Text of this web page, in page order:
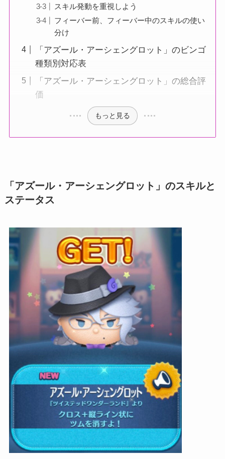
スキル発動を重視しよう
フィーバー前、フィーバー中のスキルの使い
分け
「アズール・アーシェングロット」のビンゴ
種類別対応表
「アズール・アーシェングロット」の総合評
価
もっと見る
「アズール・アーシェングロット」のスキルと
ステータス